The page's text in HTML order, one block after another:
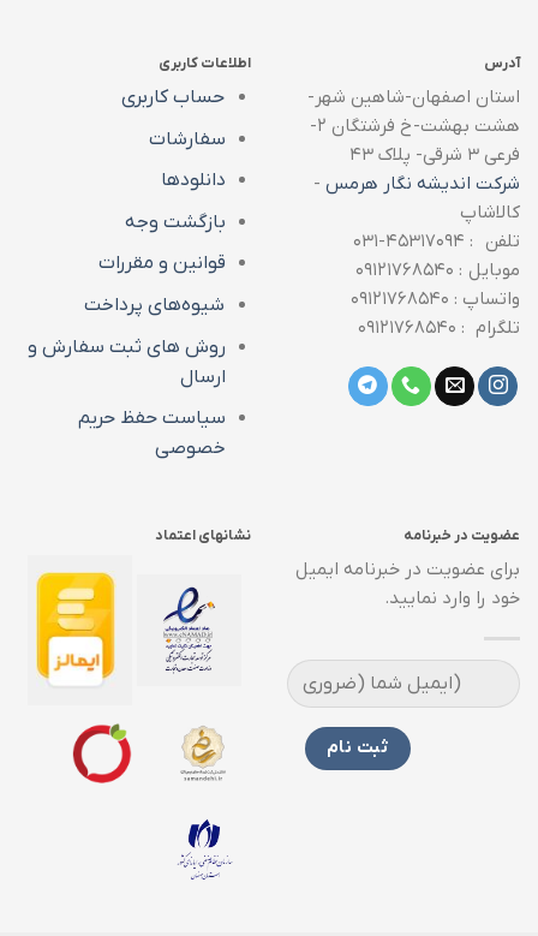
آدرس
استان اصفهان-شاهین شهر-
هشت بهشت-خ فرشتگان ۲-
فرعی ۳ شرقی- پلاک ۴۳
شرکت اندیشه نگار هرمس -
کالاشاپ
تلفن : ۴۵۳۱۷۰۹۴-۰۳۱
موبایل : ۰۹۱۲۱۷۶۸۵۴۰
واتساپ : ۰۹۱۲۱۷۶۸۵۴۰
تلگرام : ۰۹۱۲۱۷۶۸۵۴۰
اطلاعات کاربری
حساب کاربری
سفارشات
دانلودها
بازگشت وجه
قوانین و مقررات
شیوه‌های پرداخت
روش های ثبت سفارش و
ارسال
سیاست حفظ حریم
خصوصی
عضویت در خبرنامه
برای عضویت در خبرنامه ایمیل
خود را وارد نمایید.
نشانهای اعتماد